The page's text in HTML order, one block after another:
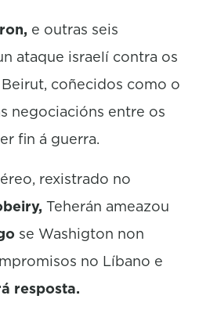
e outras seis
ataque israelí contra os
coñecidos como o
negociacións entre os
fin á guerra.
rexistrado no
Teherán ameazou
se Washigton non
no Líbano e
resposta.